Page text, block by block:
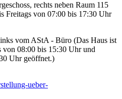
rechts neben Raum 115
Freitags von 07:00 bis 17:30 Uhr
vom AStA - Büro (Das Haus ist
von 08:00 bis 15:30 Uhr und
Uhr geöffnet.)
ueber-